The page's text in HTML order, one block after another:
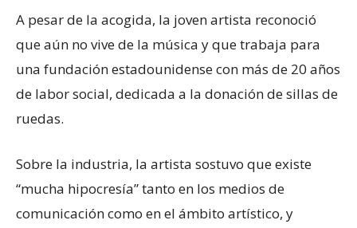
A pesar de la acogida, la joven artista reconoció
que aún no vive de la música y que trabaja para
una fundación estadounidense con más de 20 años
de labor social, dedicada a la donación de sillas de
ruedas.
Sobre la industria, la artista sostuvo que existe
“mucha hipocresía” tanto en los medios de
comunicación como en el ámbito artístico, y